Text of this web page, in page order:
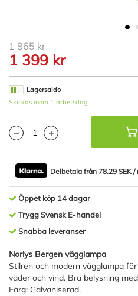
Hoppa
till
början
av
bildgalleriet
1 865 kr
1 399 kr
Lagersaldo
Skickas inom 1 arbetsdag
Delbetala från 78.29 SEK /
Öppet köp 14 dagar
Trygg Svensk E-handel
Snabba leveranser
Norlys Bergen vägglampa
Stilren och modern vägglampa
väder och vind. Bra belysning
Färg: Galvaniserad.